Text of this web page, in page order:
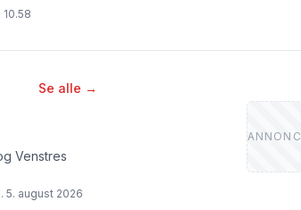
Se alle →
Venstres
5. august 2026